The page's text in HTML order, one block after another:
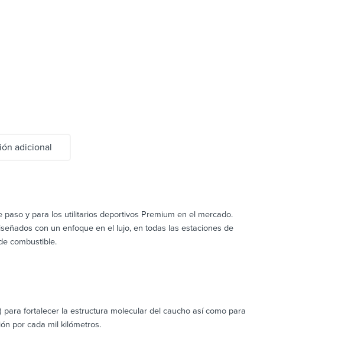
adicional
y para los utilitarios deportivos Premium en el mercado.
con un enfoque en el lujo, en todas las estaciones de
combustible.
fortalecer la estructura molecular del caucho así como para
por cada mil kilómetros.